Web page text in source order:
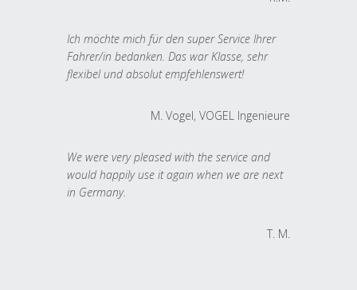
Ich möchte mich für den super Service Ihrer
Fahrer/in bedanken. Das war Klasse, sehr
flexibel und absolut empfehlenswert!
M. Vogel, VOGEL Ingenieure
We were very pleased with the service and
would happily use it again when we are next
in Germany.
T. M.